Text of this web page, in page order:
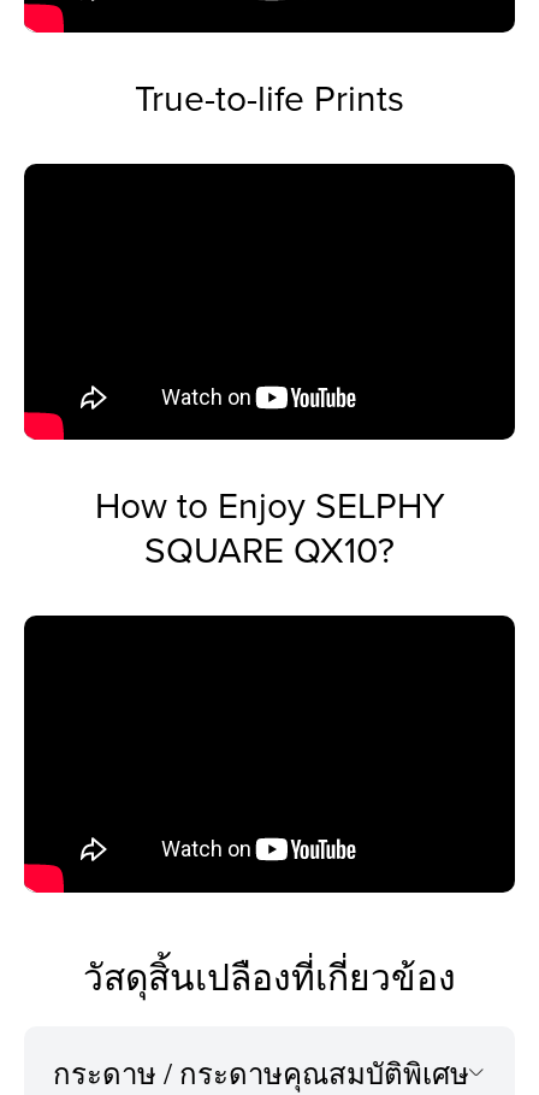
True-to-life Prints
How to Enjoy SELPHY
SQUARE QX10?
วัสดุสิ้นเปลืองที่เกี่ยวข้อง
กระดาษ / กระดาษคุณสมบัติพิเศษ